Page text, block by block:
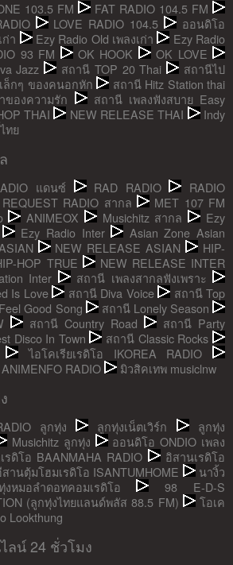
103.5 FM
FAT RADIO 104.5 FM
LOVE RADIO 104.5
ออนดิโอ
ก่า
Ezy Radio Old เพลงเก่า
Ezy Radio
93 FM OK HOOK
OK LOVE
Jazz สถานี TOP 20 Thai
สถานีไป
ล็กๆ ของคนอกหัก
สถานี Hitz Station thai
ของความรัก
สถานี เพลงฟังสบาย Easy
THAI NEW RELEASE THAI
Indy
ทย
แดนซ์ RAD RADIO
RADIO
REQUEST RADIO สากล
MET 107 FM
ANIMEOX Musichitz สากล
Ezy
Ezy Radio Inter
Asian Zone Asian
NEW RELEASE ASIAN
HIP-
HOP TRUE
NEW RELEASE INTER
Inter
สถานี เพลงสากลฟังเพราะ
Is Love
สถานี Diva Voice
สถานี Top
Good Song
สถานี Lonely Season
สถานี Country Road
สถานี Party
Disco In Town
สถานี Classic Rocks
ไอโคเรียเรดิโอ IKOREA RADIO
ANIMENFO RADIO มิวสิคเทพ musiclnw
ลูกทุ่ง ลูกทุ่งเน็ตเวิร์ก
ลูกทุ่ง
Musichitz ลูกทุ่ง
ออนดิโอ ONDIO เพลง
รดิโอ BAANMAHA RADIO
อิสานเรดิโอ
านตุ้มโฮมเรดิโอ ISANTUMHOME
นางิ้ว
งหมอลำดอทคอมเรดิโอ
98 E-D-S
(ลูกทุ่งไทยแลนด์พลัส 88.5 FM)
โอเค
Lookthung
ลน์ 24 ชั่วโมง